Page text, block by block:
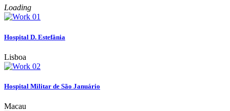
Loading
Hospital D. Estefânia
Lisboa
Hospital Militar de São Januário
Macau